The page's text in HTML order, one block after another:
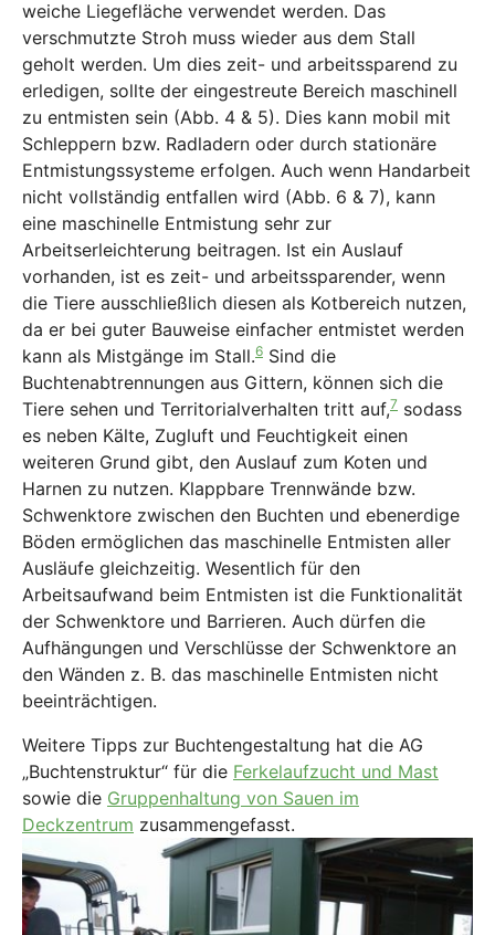
Show larger version
weiche Liegefläche verwendet werden. Das
verschmutzte Stroh muss wieder aus dem Stall
geholt werden. Um dies zeit- und arbeitssparend zu
erledigen, sollte der eingestreute Bereich maschinell
zu entmisten sein (Abb. 4 & 5). Dies kann mobil mit
Schleppern bzw. Radladern oder durch stationäre
Entmistungssysteme erfolgen. Auch wenn Handarbeit
nicht vollständig entfallen wird (Abb. 6 & 7), kann
eine maschinelle Entmistung sehr zur
Arbeitserleichterung beitragen. Ist ein Auslauf
vorhanden, ist es zeit- und arbeitssparender, wenn
die Tiere ausschließlich diesen als Kotbereich nutzen,
da er bei guter Bauweise einfacher entmistet werden
kann als Mistgänge im Stall.6 Sind die
Buchtenabtrennungen aus Gittern, können sich die
Tiere sehen und Territorialverhalten tritt auf,7 sodass
es neben Kälte, Zugluft und Feuchtigkeit einen
weiteren Grund gibt, den Auslauf zum Koten und
Harnen zu nutzen. Klappbare Trennwände bzw.
Schwenktore zwischen den Buchten und ebenerdige
Böden ermöglichen das maschinelle Entmisten aller
Ausläufe gleichzeitig. Wesentlich für den
Arbeitsaufwand beim Entmisten ist die Funktionalität
der Schwenktore und Barrieren. Auch dürfen die
Aufhängungen und Verschlüsse der Schwenktore an
den Wänden z. B. das maschinelle Entmisten nicht
beeinträchtigen.
Weitere Tipps zur Buchtengestaltung hat die AG
„Buchtenstruktur“ für die Ferkelaufzucht und Mast
sowie die Gruppenhaltung von Sauen im
Deckzentrum zusammengefasst.